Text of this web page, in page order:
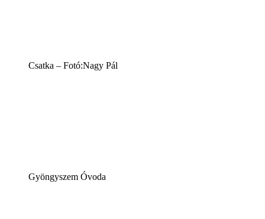
Csatka – Fotó:Nagy Pál
Gyöngyszem Óvoda